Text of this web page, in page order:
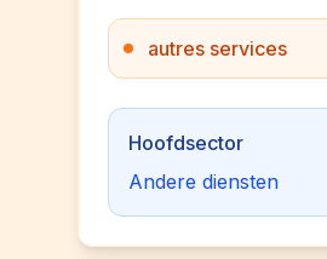
autres services
Hoofdsector
Andere diensten